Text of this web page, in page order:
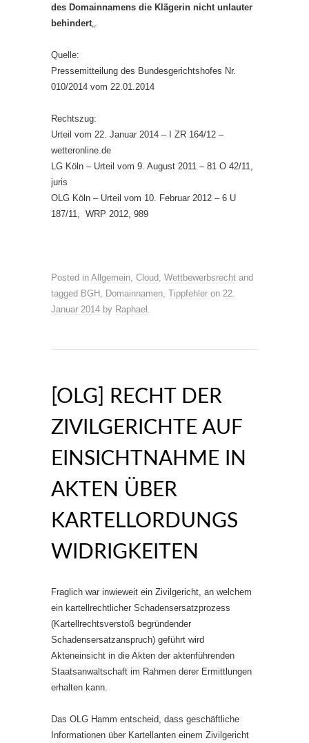
des Domainnamens die Klägerin nicht unlauter
behindert„.
Quelle:
Pressemitteilung des Bundesgerichtshofes Nr.
010/2014 vom 22.01.2014
Rechtszug:
Urteil vom 22. Januar 2014 – I ZR 164/12 –
wetteronline.de
LG Köln – Urteil vom 9. August 2011 – 81 O 42/11,
juris
OLG Köln – Urteil vom 10. Februar 2012 – 6 U
187/11, WRP 2012, 989
Posted in Allgemein, Cloud, Wettbewerbsrecht and
tagged BGH , Domainnamen, Tippfehler on 22.
Januar 2014 by Raphael .
[OLG] RECHT DER
ZIVILGERICHTE AUF
EINSICHTNAHME IN
AKTEN ÜBER
KARTELLORDUNGS
WIDRIGKEITEN
Fraglich war inwieweit ein Zivilgericht, an welchem
ein kartellrechtlicher Schadensersatzprozess
(Kartellrechtsverstoß begründender
Schadensersatzanspruch) geführt wird
Akteneinsicht in die Akten der aktenführenden
Staatsanwaltschaft im Rahmen derer Ermittlungen
erhalten kann.
Das OLG Hamm entscheid, dass geschäftliche
Informationen über Kartellanten einem Zivilgericht